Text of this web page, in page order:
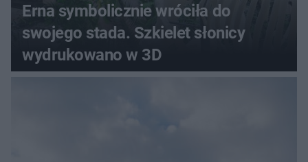
Erna symbolicznie wróciła do
swojego stada. Szkielet słonicy
wydrukowano w 3D